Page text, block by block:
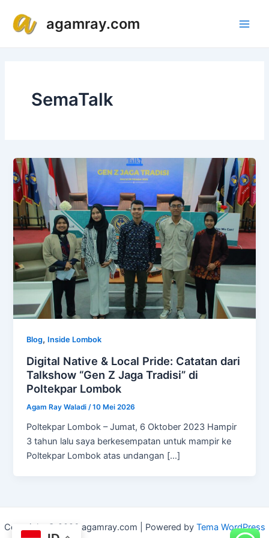
konten
agamray.com
SemaTalk
Blog, Inside Lombok
Digital Native & Local Pride: Catatan dari
Talkshow “Gen Z Jaga Tradisi” di
Poltekpar Lombok
Agam Ray Waladi /10 Mei 2026
Poltekpar Lombok – Jumat, 6 Oktober 2023 Hampir
3 tahun lalu saya berkesempatan untuk mampir ke
Poltekpar Lombok atas undangan […]
Copyright © 2026 agamray.com | Powered by Tema WordPress